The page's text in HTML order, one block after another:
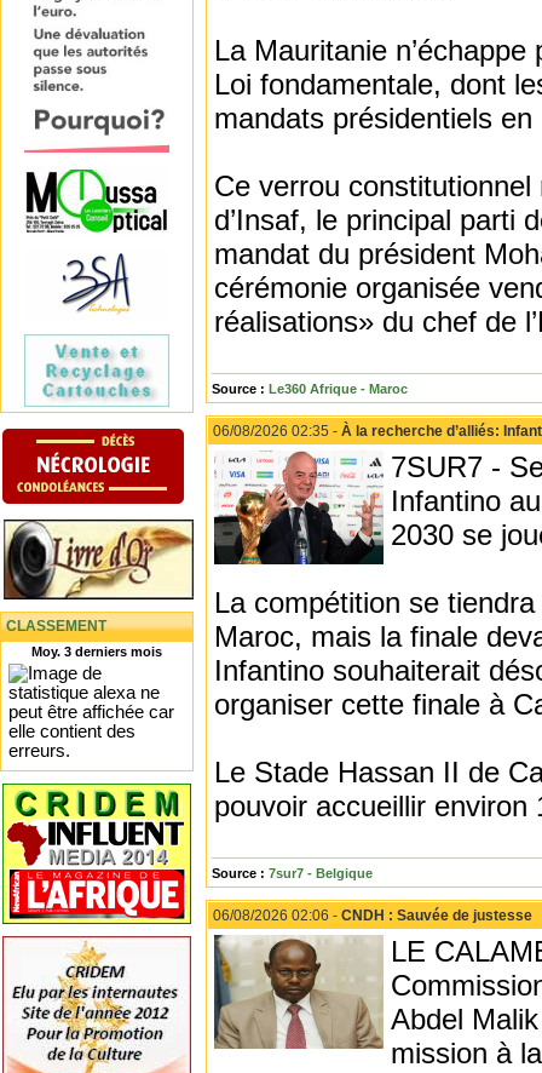
CLASSEMENT
Moy. 3 derniers mois
La Mauritanie
Loi fondamentale, dont
mandats présidentiels en
Ce verrou constitutionnel
d’Insaf, le principal parti
mandat du président
cérémonie organisée
réalisations» du chef de
Source : Le360 Afrique - Maroc
06/08/2026 02:35 - À la recherche d’alliés:
7SUR7 -
Infantino
2030 se
La compétition se
Maroc, mais la finale
Infantino souhaiterait
organiser cette finale à
Le Stade Hassan II de
pouvoir accueillir environ
Source : 7sur7 - Belgique
06/08/2026 02:06 - CNDH : Sauvée de justesse
LE
Abdel
mission à